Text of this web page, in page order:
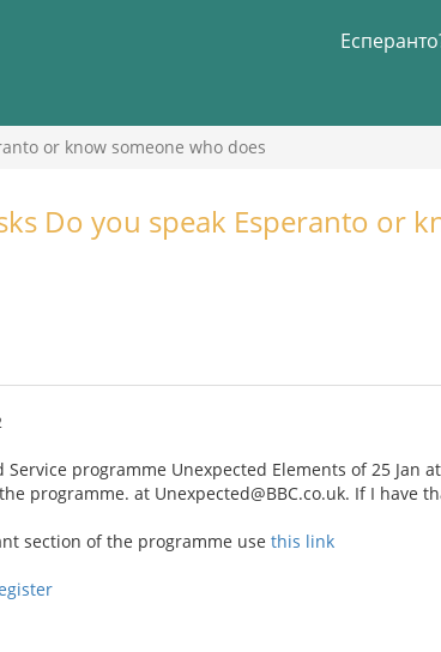
or know someone who does
Do you speak Esperanto or
Service programme Unexpected Elements of 25
programme. at Unexpected@BBC.co.uk. If I
section of the programme use this link